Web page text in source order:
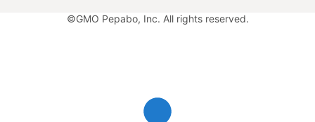
©GMO Pepabo, Inc. All rights reserved.